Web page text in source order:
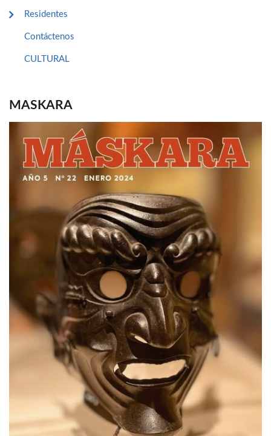
Residentes
Contáctenos
CULTURAL
MASKARA